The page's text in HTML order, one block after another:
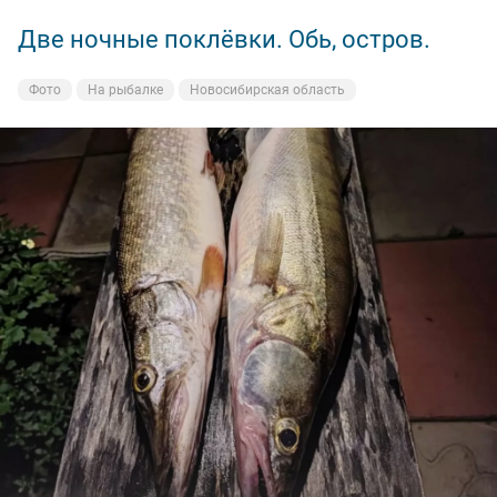
Две ночные поклёвки. Обь, остров.
Фото На рыбалке Новосибирская область
Лес, утро.
Фото Природа Новосибирская область